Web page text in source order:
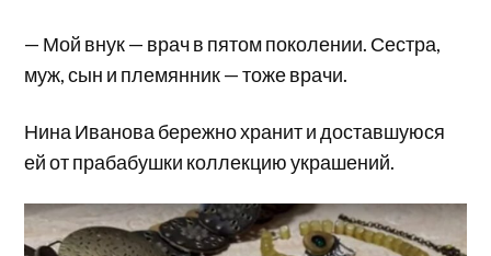
— Мой внук — врач в пятом поколении. Сестра,
муж, сын и племянник — тоже врачи.
Нина Иванова бережно хранит и доставшуюся
ей от прабабушки коллекцию украшений.